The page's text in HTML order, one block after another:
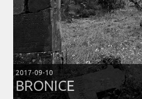
2017-09-10
BRONICE